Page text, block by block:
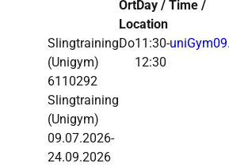
OrtDay / Time /
Location
Slingtraining
(Unigym)
6110292
Slingtraining
(Unigym)
09.07.2026-
24.09.2026
Do11:30-
12:30
uniGym